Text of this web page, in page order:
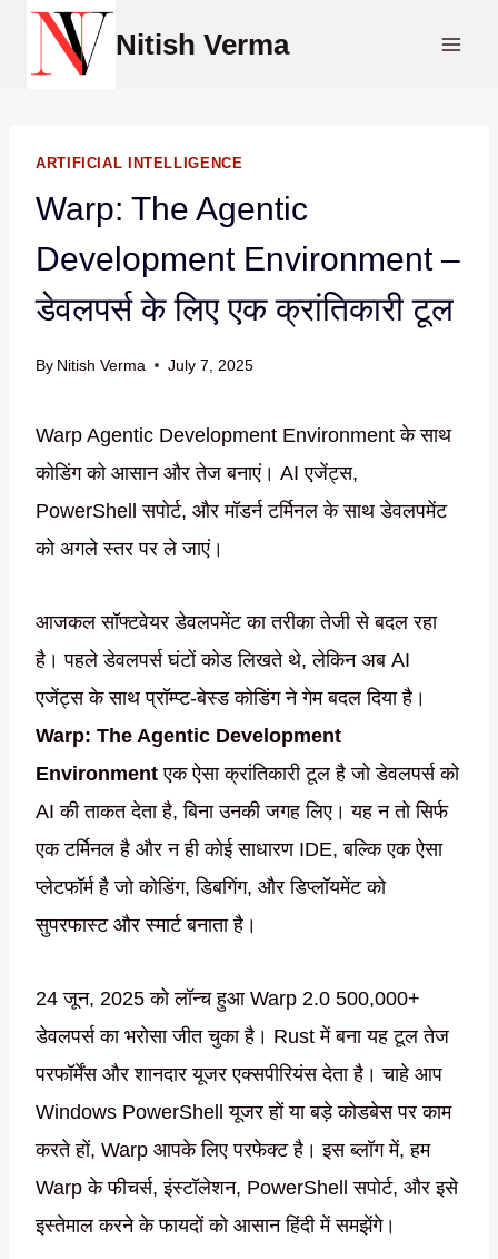
Skip
Nitish Verma
ARTIFICIAL INTELLIGENCE
Warp: The Agentic
Development Environment –
डेवलपर्स के लिए एक क्रांतिकारी टूल
By Nitish Verma July 7, 2025
Warp Agentic Development Environment के साथ
कोडिंग को आसान और तेज बनाएं। AI एजेंट्स,
PowerShell सपोर्ट, और मॉडर्न टर्मिनल के साथ डेवलपमेंट
को अगले स्तर पर ले जाएं।
आजकल सॉफ्टवेयर डेवलपमेंट का तरीका तेजी से बदल रहा
है। पहले डेवलपर्स घंटों कोड लिखते थे, लेकिन अब AI
एजेंट्स के साथ प्रॉम्प्ट-बेस्ड कोडिंग ने गेम बदल दिया है।
Warp: The Agentic Development
Environment एक ऐसा क्रांतिकारी टूल है जो डेवलपर्स को
AI की ताकत देता है, बिना उनकी जगह लिए। यह न तो सिर्फ
एक टर्मिनल है और न ही कोई साधारण IDE, बल्कि एक ऐसा
प्लेटफॉर्म है जो कोडिंग, डिबगिंग, और डिप्लॉयमेंट को
सुपरफास्ट और स्मार्ट बनाता है।
24 जून, 2025 को लॉन्च हुआ Warp 2.0 500,000+
डेवलपर्स का भरोसा जीत चुका है। Rust में बना यह टूल तेज
परफॉर्मेंस और शानदार यूजर एक्सपीरियंस देता है। चाहे आप
Windows PowerShell यूजर हों या बड़े कोडबेस पर काम
करते हों, Warp आपके लिए परफेक्ट है। इस ब्लॉग में, हम
Warp के फीचर्स, इंस्टॉलेशन, PowerShell सपोर्ट, और इसे
इस्तेमाल करने के फायदों को आसान हिंदी में समझेंगे।